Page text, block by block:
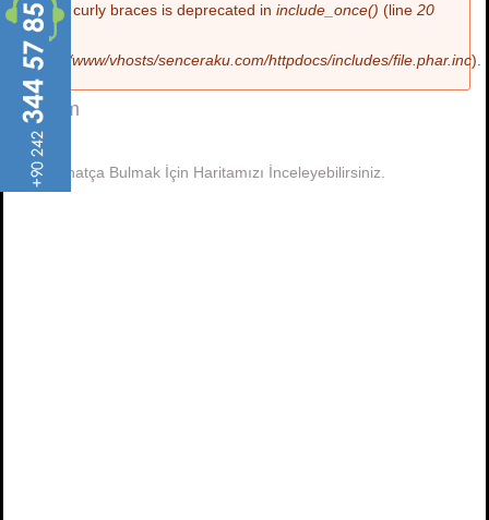
with curly braces is deprecated ininclude_once() (line20
of
/var/www/vhosts/senceraku.com/httpdocs/includes/file.phar.inc).
İletişim
Bizi Rahatça Bulmak İçin Haritamızı İnceleyebilirsiniz.